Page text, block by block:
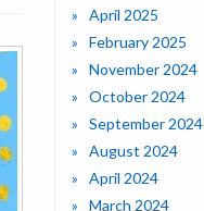
April 2025
February 2025
November 2024
October 2024
September 2024
August 2024
April 2024
March 2024